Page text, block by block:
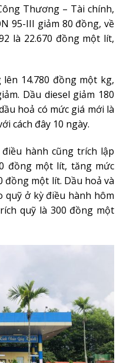
Thương – Tài chính,
95-III giảm 80 đồng, về
là 22.670 đồng một lít,
14.780 đồng một kg,
Dầu diesel giảm 180
hoả có mức giá mới là
cách đây 10 ngày.
hành cũng trích lập
đồng một lít, tăng mức
đồng một lít. Dầu hoả và
quỹ ở kỳ điều hành hôm
quỹ là 300 đồng một